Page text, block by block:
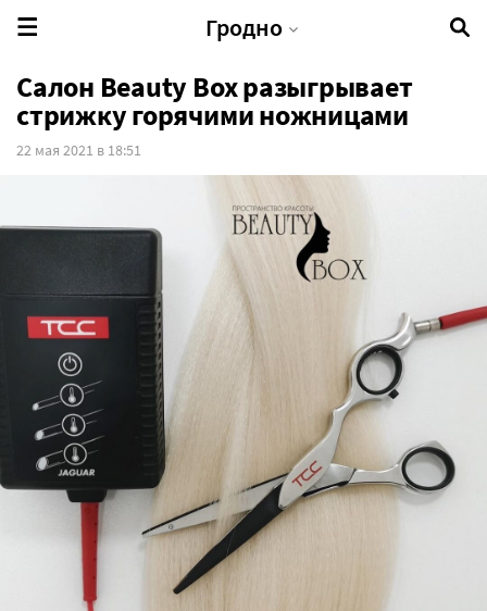
Гродно
Салон Beauty Box разыгрывает
стрижку горячими ножницами
22 мая 2021 в 18:51